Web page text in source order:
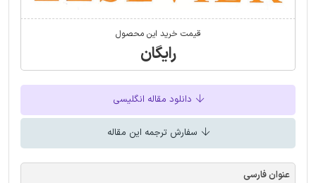
قیمت خرید این محصول
رایگان
دانلود مقاله انگلیسی
سفارش ترجمه این مقاله
عنوان فارسی